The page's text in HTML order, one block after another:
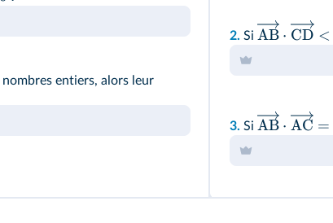
entiers, alors leur
2. Si AB ⋅ CD <
3. Si AB ⋅ AC =